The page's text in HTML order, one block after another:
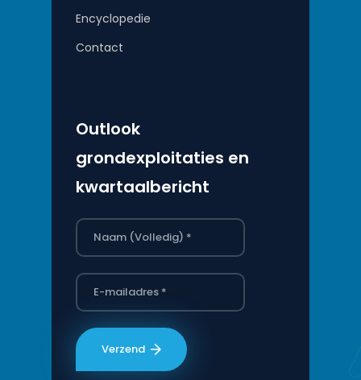
Encyclopedie
Contact
Outlook
grondexploitaties en
kwartaalbericht